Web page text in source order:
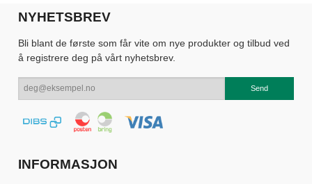
NYHETSBREV
Bli blant de første som får vite om nye produkter og tilbud ved
å registrere deg på vårt nyhetsbrev.
INFORMASJON